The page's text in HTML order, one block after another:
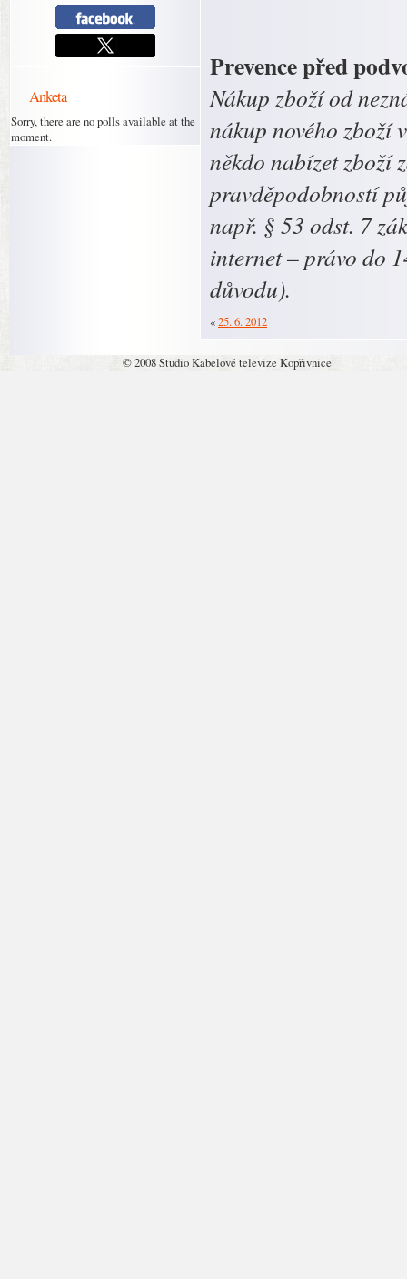
Anketa
Sorry, there are no polls available at the
moment.
Prevence před
Nákup zboží od
nákup nového zboží
někdo nabízet zboží
pravděpodobností
např. § 53 odst. 7
internet – právo do
důvodu).
«25. 6. 2012
© 2008 Studio Kabelové televize Kopřivnice